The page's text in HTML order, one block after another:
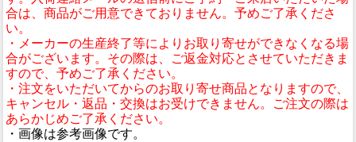
合は、商品がご用意できておりません。予めご了承くださ
い。
・メーカーの生産終了等によりお取り寄せができなくなる場
合がございます。その際は、ご返金対応とさせていただきま
すので、予めご了承ください。
・注文をいただいてからのお取り寄せ商品となりますので、
キャンセル・返品・交換はお受けできません。ご注文の際は
あらかじめご了承ください。
・画像は参考画像です。